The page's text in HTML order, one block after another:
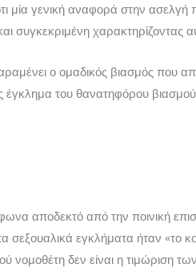
μία γενική αναφορά στην
συγκεκριμένη χαρακτηρίζοντας
ο ομαδικός βιασμός που
του θανατηφόρου βιασμού
αποδεκτό από την ποινική
εγκλήματα ήταν «το
νομοθέτη δεν είναι η τιμώριση